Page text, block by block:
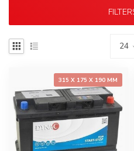
315 X 175 X 190 MM